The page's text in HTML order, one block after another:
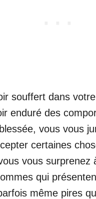
souffert dans
enduré des
vous vous
certaines
vous surprenez
qui
même pires